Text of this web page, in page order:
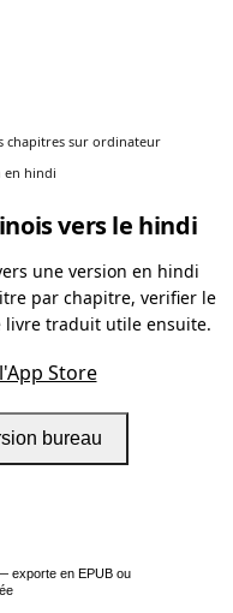
chapitres sur ordinateur
en hindi
vers le hindi
une version en hindi
par chapitre, verifier le
traduit utile ensuite.
Store
bureau
exporte en EPUB ou